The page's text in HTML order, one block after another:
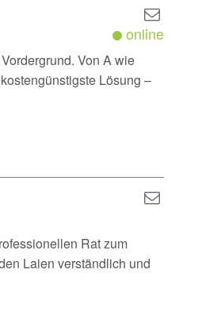
online
Von A wie
Lösung –
Rat zum
Laien verständlich und